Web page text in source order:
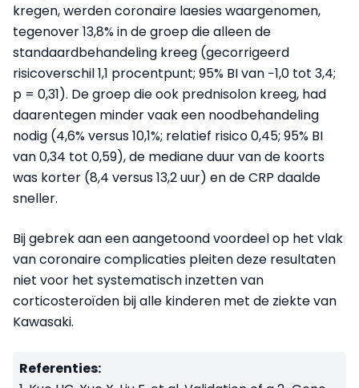
kregen, werden coronaire laesies waargenomen,
tegenover 13,8% in de groep die alleen de
standaardbehandeling kreeg (gecorrigeerd
risicoverschil 1,1 procentpunt; 95% BI van −1,0 tot 3,4;
p = 0,31). De groep die ook prednisolon kreeg, had
daarentegen minder vaak een noodbehandeling
nodig (4,6% versus 10,1%; relatief risico 0,45; 95% BI
van 0,34 tot 0,59), de mediane duur van de koorts
was korter (8,4 versus 13,2 uur) en de CRP daalde
sneller.
Bij gebrek aan een aangetoond voordeel op het vlak
van coronaire complicaties pleiten deze resultaten
niet voor het systematisch inzetten van
corticosteroïden bij alle kinderen met de ziekte van
Kawasaki.
Referenties: